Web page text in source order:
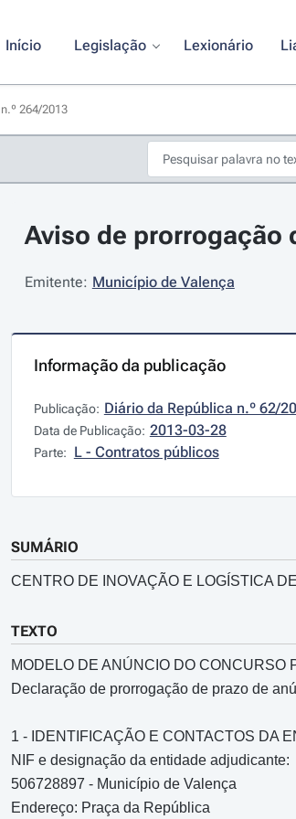
Início Legislação Lexionário
264/2013
Aviso de prorrogação
Emitente: Município de Valença
Informação da publicação
Publicação: Diário da República n.º 62/
Data de Publicação: 2013-03-28
Parte: L - Contratos públicos
SUMÁRIO
CENTRO DE INOVAÇÃO E LOGÍSTICA
TEXTO
MODELO DE ANÚNCIO DO CONCURSO
Declaração de prorrogação de prazo de
1 - IDENTIFICAÇÃO E CONTACTOS DA
NIF e designação da entidade adjudicante:
506728897 - Município de Valença
Endereço: Praça da República